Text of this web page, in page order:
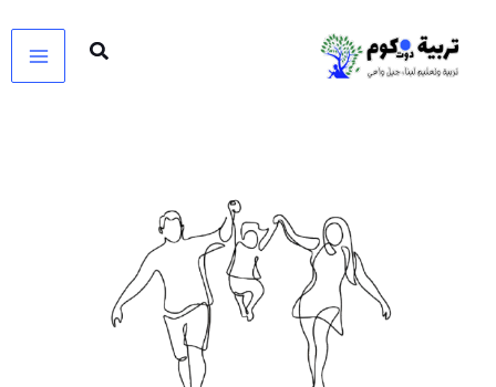
المحتوى